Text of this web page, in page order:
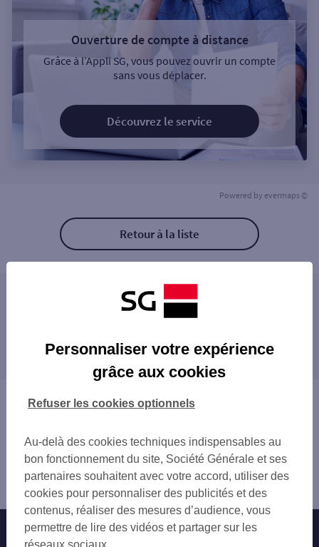
Ouverture de compte à distance
Grâce à l’Appli SG, vous pouvez ouvrir un compte
sans vous déplacer.
Découvrez le service
Powered by evermaps ©
Retour à la liste
Les distributeurs/automates à proximité
LA CLAYETTE 35 RUE CENTRALE
PARAY LE MONIAL 1 AV JEAN PAUL II
PARAY-LE-MONIAL
proximité
Vous êtes ici : Accueil
la Clayette
Distributeur/automate LA CLAYETTE
Nos engagements Nous contacter
Personnaliser votre expérience
grâce aux cookies
Au-delà des cookies techniques indispensables au
bon fonctionnement du site, Société Générale et ses
partenaires souhaitent avec votre accord, utiliser des
cookies pour personnaliser des publicités et des
contenus, réaliser des mesures d’audience, vous
permettre de lire des vidéos et partager sur les
réseaux sociaux.
Refuser les cookies optionnels